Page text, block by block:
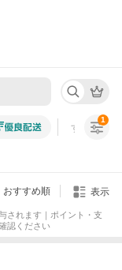
すべての条
1
おすすめ順 表示
されます｜ポイント・支
認ください